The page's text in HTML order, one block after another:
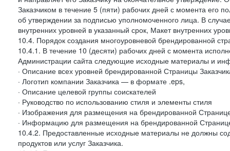
Заказчиком в течение 5 (пяти) рабочих дней с момента его
об утверждении за подписью уполномоченного лица. В
внутренних уровней в указанный срок, Макет внутренних
10.4. Порядок создания многоуровневой брендированной
10.4.1. В течение 10 (десяти) рабочих дней с момента
Администрации сайта следующие исходные материалы и
· Описание всех уровней брендированной Страницы
· Логотип компании Заказчика — в формате .eps,
· Описание целевой группы соискателей
· Руководство по использованию стиля и элементы стиля
· Изображения для размещения на брендированной
· Информацию для размещения на брендированной
10.4.2. Предоставленные исходные материалы не должны
продуктов или услуг Заказчика.